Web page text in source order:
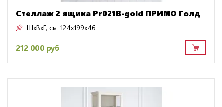
Стеллаж 2 ящика Pr021B-gold ПРИМО Голд
ШxВxГ, см: 124x199x46
212 000 руб